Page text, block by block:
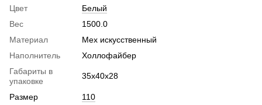
Цвет
Белый
Вес
1500.0
Материал
Мех искусственный
Наполнитель
Холлофайбер
Габариты в
упаковке
35х40х28
Размер
110